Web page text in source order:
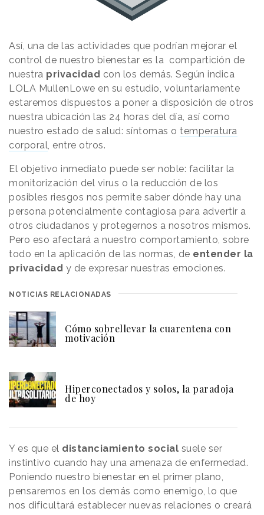
Así, una de las actividades que podrían mejorar el
control de nuestro bienestar es la compartición de
nuestra privacidad con los demás. Según indica
LOLA MullenLowe en su estudio, voluntariamente
estaremos dispuestos a poner a disposición de otros
nuestra ubicación las 24 horas del día, así como
nuestro estado de salud: síntomas o temperatura
corporal, entre otros.
El objetivo inmediato puede ser noble: facilitar la
monitorización del virus o la reducción de los
posibles riesgos nos permite saber dónde hay una
persona potencialmente contagiosa para advertir a
otros ciudadanos y protegernos a nosotros mismos.
Pero eso afectará a nuestro comportamiento, sobre
todo en la aplicación de las normas, de entender la
privacidad y de expresar nuestras emociones.
NOTICIAS RELACIONADAS
Cómo sobrellevar la cuarentena con
motivación
Hiperconectados y solos, la paradoja
de hoy
Y es que el distanciamiento social suele ser
instintivo cuando hay una amenaza de enfermedad.
Poniendo nuestro bienestar en el primer plano,
pensaremos en los demás como enemigo, lo que
nos dificultará establecer nuevas relaciones o creará